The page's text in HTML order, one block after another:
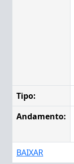
Tipo:
Andamento:
BAIXAR